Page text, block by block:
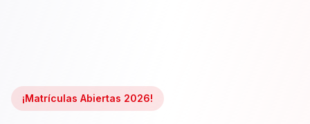
¡Matrículas Abiertas 2026!